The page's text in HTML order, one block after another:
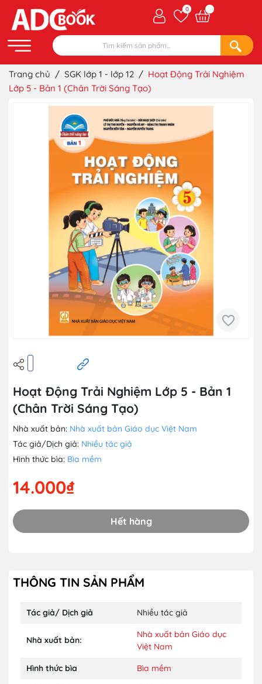
0
Trang chủ / SGK lớp 1 - lớp 12 / Hoạt Động Trải Nghiệm
Lớp 5 - Bản 1 (Chân Trời Sáng Tạo)
Hoạt Động Trải Nghiệm Lớp 5 - Bản 1
(Chân Trời Sáng Tạo)
Nhà xuất bản: Nhà xuất bản Giáo dục Việt Nam
Tác giả/Dịch giả: Nhiều tác giả
Hình thức bìa: Bìa mềm
14.000₫
Hết hàng
THÔNG TIN SẢN PHẨM
Tác giả/ Dịch giả Nhiều tác giả
Nhà xuất bản:
Nhà xuất bản Giáo dục
Việt Nam
Hình thức bìa Bìa mềm